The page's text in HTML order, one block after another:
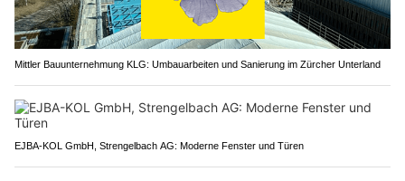
Mittler Bauunternehmung KLG: Umbauarbeiten und Sanierung im Zürcher Unterland
EJBA-KOL GmbH, Strengelbach AG: Moderne Fenster und Türen